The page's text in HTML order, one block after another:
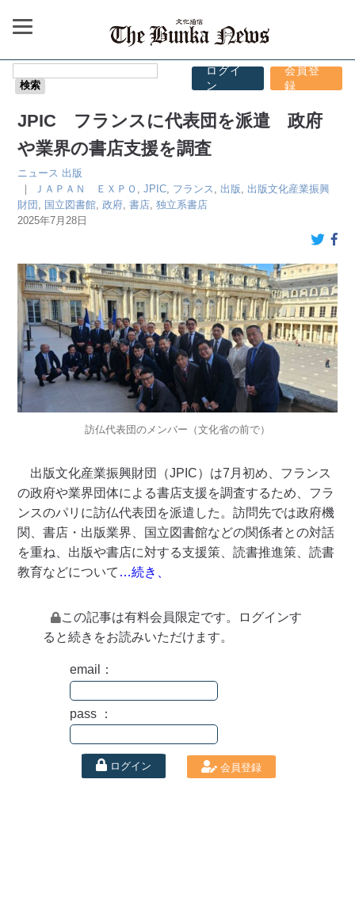
ログイ
ン
会員登
録
JPIC フランスに代表団を派遣 政府
や業界の書店支援を調査
ニュース 出版
｜
ＪＡＰＡＮ ＥＸＰＯ ,JPIC フランス 出版
出版文化産業振興
財団
国立図書館 ,政府 ,書店 ,独立系書店
2025年7月28日
訪仏代表団のメンバー（文化省の前で）
出版文化産業振興財団（JPIC）は7月初め、フランス
の政府や業界団体による書店支援を調査するため、フラ
ンスのパリに訪仏代表団を派遣した。訪問先では政府機
関、書店・出版業界、国立図書館などの関係者との対話
を重ね、出版や書店に対する支援策、読書推進策、読書
教育などについて …続き、
この記事は有料会員限定です。ログインす
ると続きをお読みいただけます。
email：
pass ：
ログイン 会員登録